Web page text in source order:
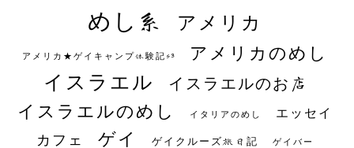
めし系 アメリカ
アメリカ★ゲイキャンプ体験記S3 アメリカのめし
イスラエル イスラエルのお店
イスラエルのめし イタリアのめし エッセイ
カフェ ゲイ ゲイクルーズ旅日記 ゲイバー